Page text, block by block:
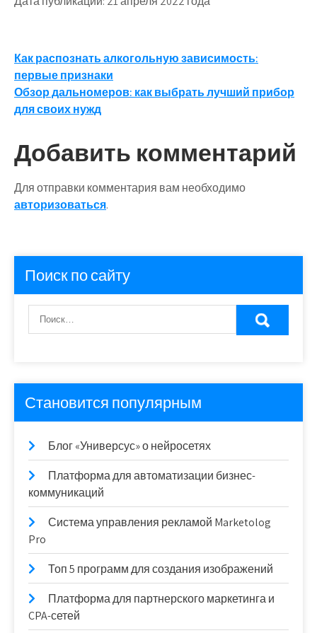
Навигация
по
записям
Как распознать алкогольную зависимость:
первые признаки
Обзор дальномеров: как выбрать лучший прибор
для своих нужд
Добавить комментарий
Для отправки комментария вам необходимо
авторизоваться.
Поиск по сайту
Становится популярным
Блог «Универсус» о нейросетях
Платформа для автоматизации бизнес-
коммуникаций
Система управления рекламой Marketolog
Pro
Топ 5 программ для создания изображений
Платформа для партнерского маркетинга и
CPA-сетей